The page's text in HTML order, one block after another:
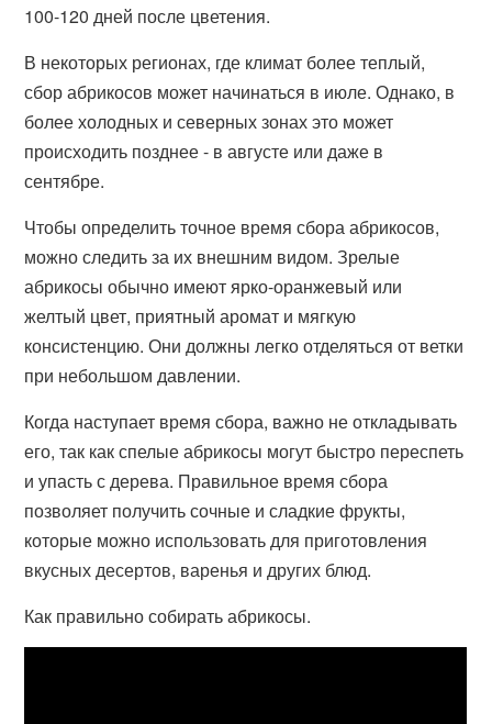
100-120 дней после цветения.
В некоторых регионах, где климат более теплый,
сбор абрикосов может начинаться в июле. Однако, в
более холодных и северных зонах это может
происходить позднее - в августе или даже в
сентябре.
Чтобы определить точное время сбора абрикосов,
можно следить за их внешним видом. Зрелые
абрикосы обычно имеют ярко-оранжевый или
желтый цвет, приятный аромат и мягкую
консистенцию. Они должны легко отделяться от ветки
при небольшом давлении.
Когда наступает время сбора, важно не откладывать
его, так как спелые абрикосы могут быстро переспеть
и упасть с дерева. Правильное время сбора
позволяет получить сочные и сладкие фрукты,
которые можно использовать для приготовления
вкусных десертов, варенья и других блюд.
Как правильно собирать абрикосы.